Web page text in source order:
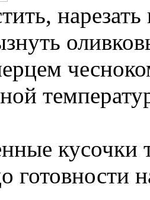
кусочки
готовности